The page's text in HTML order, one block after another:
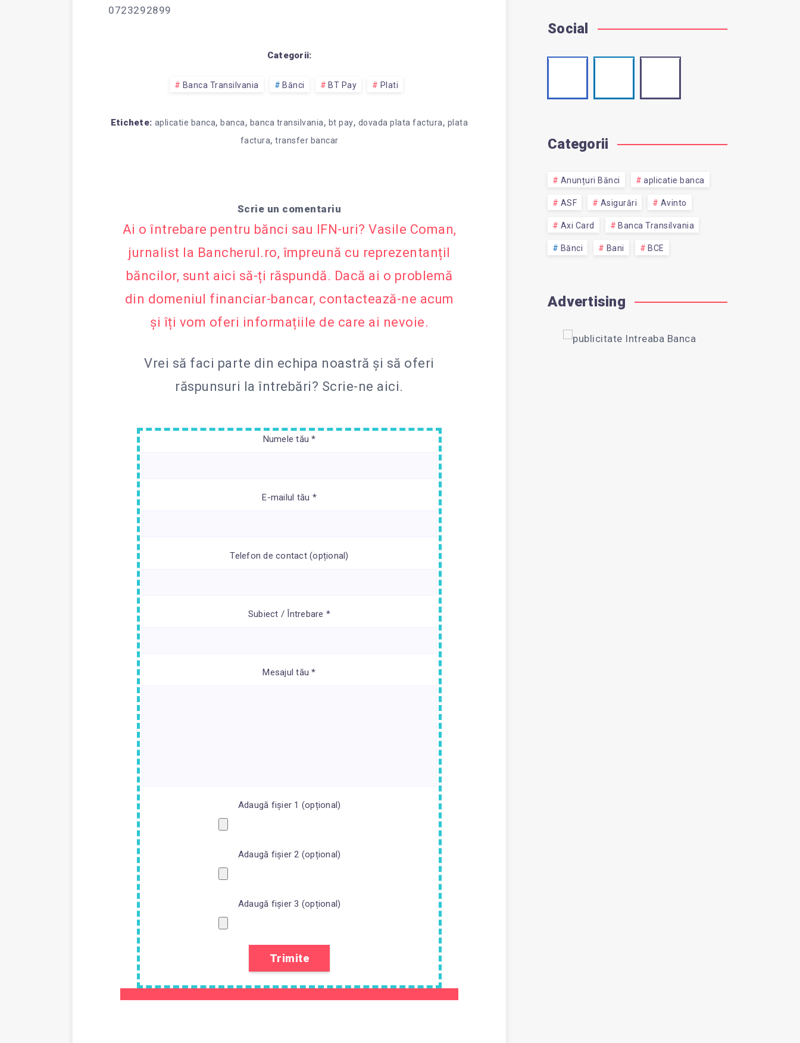
0723292899
Categorii:
Banca Transilvania Bănci BT Pay Plati
Etichete: aplicatie banca,banca, banca transilvania, bt pay, dovada plata factura, plata
factura, transfer bancar
Scrie un comentariu
Ai o întrebare pentru bănci sau IFN-uri? Vasile Coman,
jurnalist la Bancherul.ro, împreună cu reprezentanțiI
băncilor, sunt aici să-ți răspundă. Dacă ai o problemă
din domeniul financiar-bancar, contactează-ne acum
și îți vom oferi informațiile de care ai nevoie.
Vrei să faci parte din echipa noastră și să oferi
răspunsuri la întrebări? Scrie-ne aici.
Numele tău *
E-mailul tău *
Telefon de contact (opțional)
Subiect / Întrebare *
Mesajul tău *
Adaugă fișier 1 (opțional)
Adaugă fișier 2 (opțional)
Adaugă fișier 3 (opțional)
Social
Categorii
Anunțuri Bănci aplicatie banca
ASF Asigurări Avinto
Axi Card Banca Transilvania
Bănci Bani BCE
Advertising